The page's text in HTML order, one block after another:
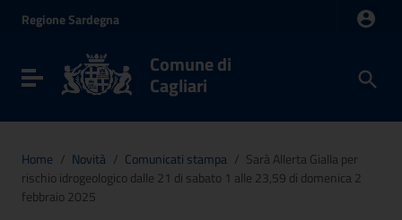
Vai al menu di navigazione
RegioneSardegna
Toggle navigation Comune di
Cagliari
Home / Novità / Comunicati stampa / Sarà Allerta Gialla per
rischio idrogeologico dalle 21 di sabato 1 alle 23,59 di domenica 2
febbraio 2025